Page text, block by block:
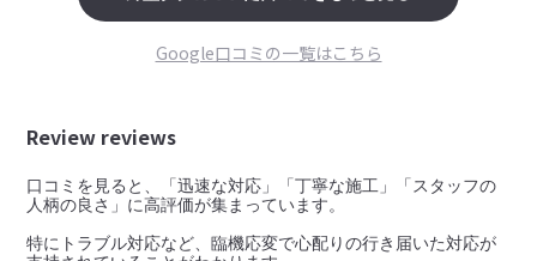
Google口コミの一覧はこちら
Review reviews
口コミを見ると、「迅速な対応」「丁寧な施工」「スタッフの
人柄の良さ」に高評価が集まっています。
特にトラブル対応など、臨機応変で心配りの行き届いた対応が